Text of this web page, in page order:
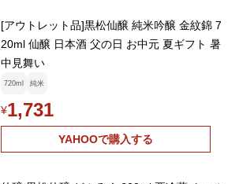
[アウトレット品]黒松仙醸 純米吟醸 金紋錦 7
20ml 仙醸 日本酒 父の日 お中元 夏ギフト 暑
中見舞い
720ml 純米
¥1,731
YAHOOで購入する